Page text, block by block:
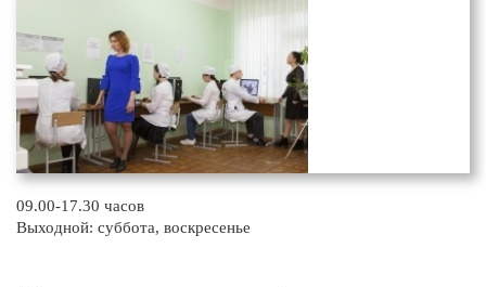
09.00-17.30 часов
Выходной: суббота, воскресенье